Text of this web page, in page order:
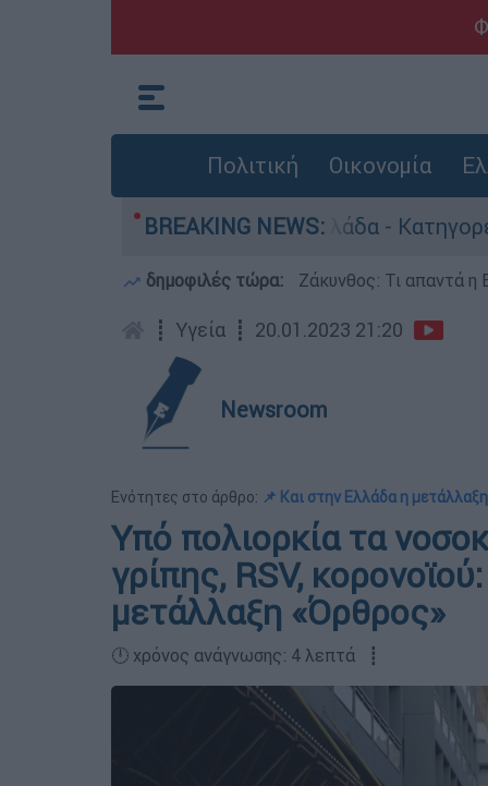
Πολιτική Οικονομία
BREAKING NEWS:
στην Ελλάδα - Κατηγορείται και
δημοφιλές τώρα: Ζάκυνθος: Τι απαντά η
┋ Υγεία ┋ 20.01.2023 21:20
Newsroom
Ενότητες στο άρθρο: 📌 Και στην Ελλάδα η
Υπό πολιορκία τα
γρίπης, RSV,
μετάλλαξη «Όρθρος»
🕛 χρόνος ανάγνωσης: 4 λεπτά ┋